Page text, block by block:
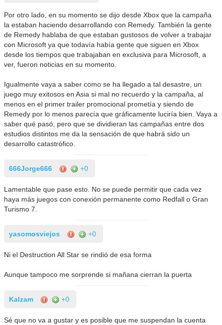
Por otro lado, en su momento se dijo desde Xbox que la campaña
la estaban haciendo desarrollando con Remedy. También la gente
de Remedy hablaba de que estaban gustosos de volver a trabajar
con Microsoft ya que todavía había gente que siguen en Xbox
desde los tiempos que trabajaban en exclusiva para Microsoft, a
ver, fueron noticias en su momento.
Igualmente vaya a saber como se ha llegado a tal desastre, un
juego muy exitosos en Asia si mal no recuerdo y la campaña, al
menos en el primer trailer promocional prometía y siendo de
Remedy por lo menos parecía que gráficamente luciría bien. Vaya a
saber qué pasó, pero que se dividieran las campañas entre dos
estudios distintos me da la sensación de que habrá sido un
desarrollo catastrófico.
666Jorge666 +0
Lamentable que pase esto. No se puede permitir que cada vez
haya más juegos con conexión permanente como Redfall o Gran
Turismo 7.
yasomosviejos +0
Ni el Destruction All Star se rindió de esa forma
Aunque tampoco me sorprende si mañana cierran la puerta
Kalzam +0
Sé que no va a gustar y es posible que me suspendan la cuenta